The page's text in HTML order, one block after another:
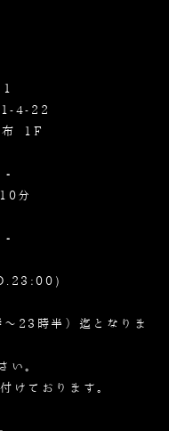
1-4-22
布 1F
-
分
-
23時半）迄となりま
い。
けております。